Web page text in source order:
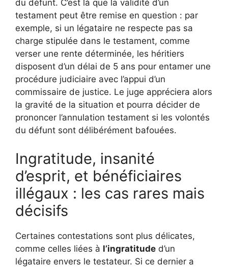
du défunt. C’est là que la validité d’un
testament peut être remise en question : par
exemple, si un légataire ne respecte pas sa
charge stipulée dans le testament, comme
verser une rente déterminée, les héritiers
disposent d’un délai de 5 ans pour entamer une
procédure judiciaire avec l’appui d’un
commissaire de justice. Le juge appréciera alors
la gravité de la situation et pourra décider de
prononcer l’annulation testament si les volontés
du défunt sont délibérément bafouées.
Ingratitude, insanité
d’esprit, et bénéficiaires
illégaux : les cas rares mais
décisifs
Certaines contestations sont plus délicates,
comme celles liées à l’ingratitude d’un
légataire envers le testateur. Si ce dernier a